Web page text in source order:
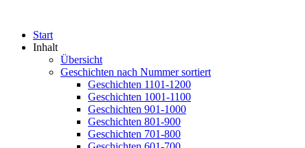
Start
Inhalt
Übersicht
Geschichten nach Nummer sortiert
Geschichten 1101-1200
Geschichten 1001-1100
Geschichten 901-1000
Geschichten 801-900
Geschichten 701-800